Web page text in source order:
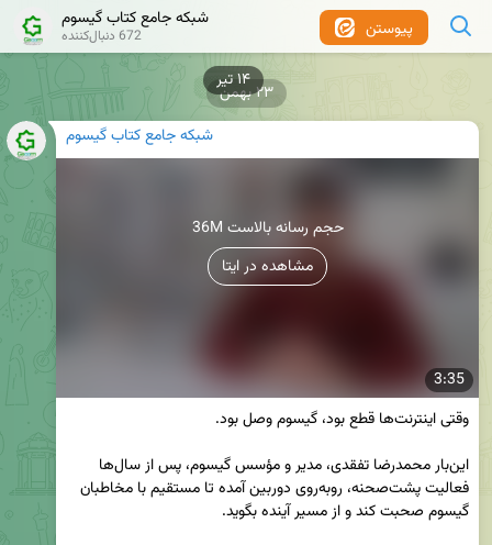
۱۴ تیر
پیوستن شبکه جامع کتاب گیسوم
672 دنبال‌کننده
شبکه جامع کتاب گیسوم
3:35
36M حجم رسانه بالاست
مشاهده در ایتا
۲۳ بهمن